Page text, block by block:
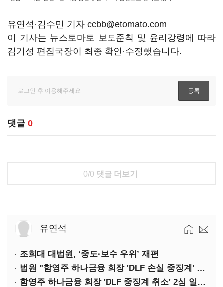
유연석·김수민 기자 ccbb@etomato.com
이 기사는 뉴스토마토 보도준칙 및 윤리강령에 따라
김기성 편집국장이 최종 확인·수정했습니다.
댓글 0
0/0 댓글 더보기
유연석
조희대 대법원, ‘중도·보수 우위’ 재편
법원 "함영주 하나금융 회장 'DLF 손실 중징계' 취소"(종합)
함영주 하나금융 회장 'DLF 중징계 취소' 2심 일부 승소(1보)